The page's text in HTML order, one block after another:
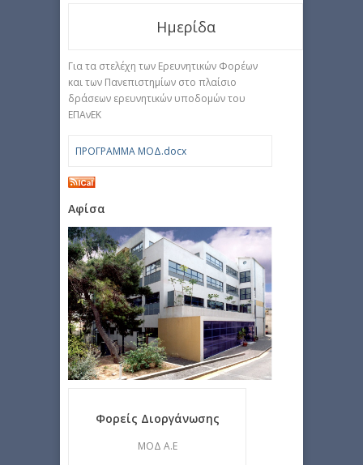
Ημερίδα
Για τα στελέχη των Ερευνητικών Φορέων
και των Πανεπιστημίων στο πλαίσιο
δράσεων ερευνητικών υποδομών του
ΕΠΑνΕΚ
ΠΡΟΓΡΑΜΜΑ ΜΟΔ.docx
Αφίσα
Φορείς Διοργάνωσης
ΜΟΔ Α.Ε